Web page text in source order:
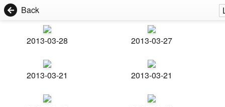
Back
2013-03-28 2013-03-27
2013-03-21 2013-03-21